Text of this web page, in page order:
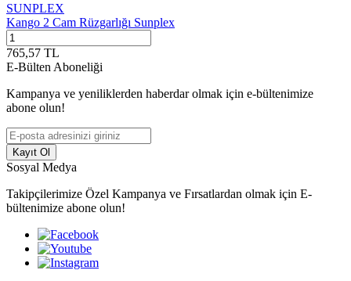
SUNPLEX
Kango 2 Cam Rüzgarlığı Sunplex
765,57 TL
E-Bülten Aboneliği
Kampanya ve yeniliklerden haberdar olmak için e-bültenimize
abone olun!
Kayıt Ol
Sosyal Medya
Takipçilerimize Özel Kampanya ve Fırsatlardan olmak için E-
bültenimize abone olun!